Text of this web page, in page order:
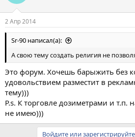
2 Апр 2014
Sr-90 написал(а):
А свою тему создать религия не
Это форум. Хочешь барыжить без
удовольствием разместит в
тему)))
P.s. К торговле дозиметрами и
не имею)))
Войдите или